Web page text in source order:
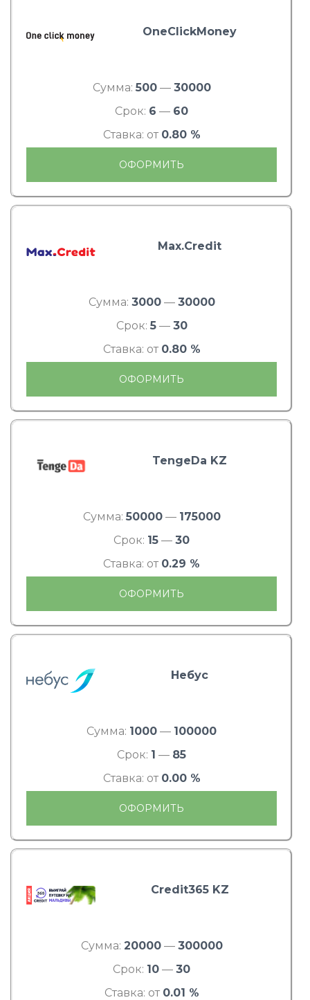
OneClickMoney
Сумма: 500— 30000
Срок: 6 — 60
Ставка: от 0.80 %
ОФОРМИТЬ
Max.Credit
Сумма: 3000— 30000
Срок: 5— 30
Ставка: от 0.80 %
ОФОРМИТЬ
TengeDa KZ
Сумма: 50000— 175000
Срок: 15 — 30
Ставка: от 0.29 %
ОФОРМИТЬ
Небус
Сумма: 1000 — 100000
Срок: 1 — 85
Ставка: от 0.00 %
ОФОРМИТЬ
Credit365 KZ
Сумма: 20000— 300000
Срок: 10 — 30
Ставка: от 0.01 %